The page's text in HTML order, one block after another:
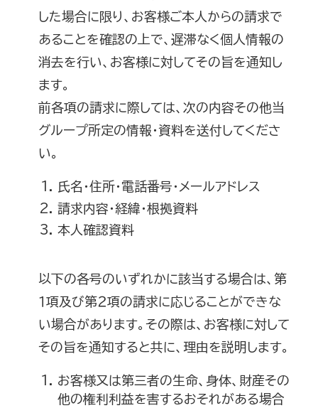
した場合に限り、お客様ご本人からの請求で
あることを確認の上で、遅滞なく個人情報の
消去を行い、お客様に対してその旨を通知し
ます。
前各項の請求に際しては、次の内容その他当
グループ所定の情報・資料を送付してくださ
い。
氏名・住所・電話番号・メールアドレス
請求内容・経緯・根拠資料
本人確認資料
以下の各号のいずれかに該当する場合は、第
１項及び第２項の請求に応じることができな
い場合があります。その際は、お客様に対して
その旨を通知すると共に、理由を説明します。
お客様又は第三者の生命、身体、財産その
他の権利利益を害するおそれがある場合